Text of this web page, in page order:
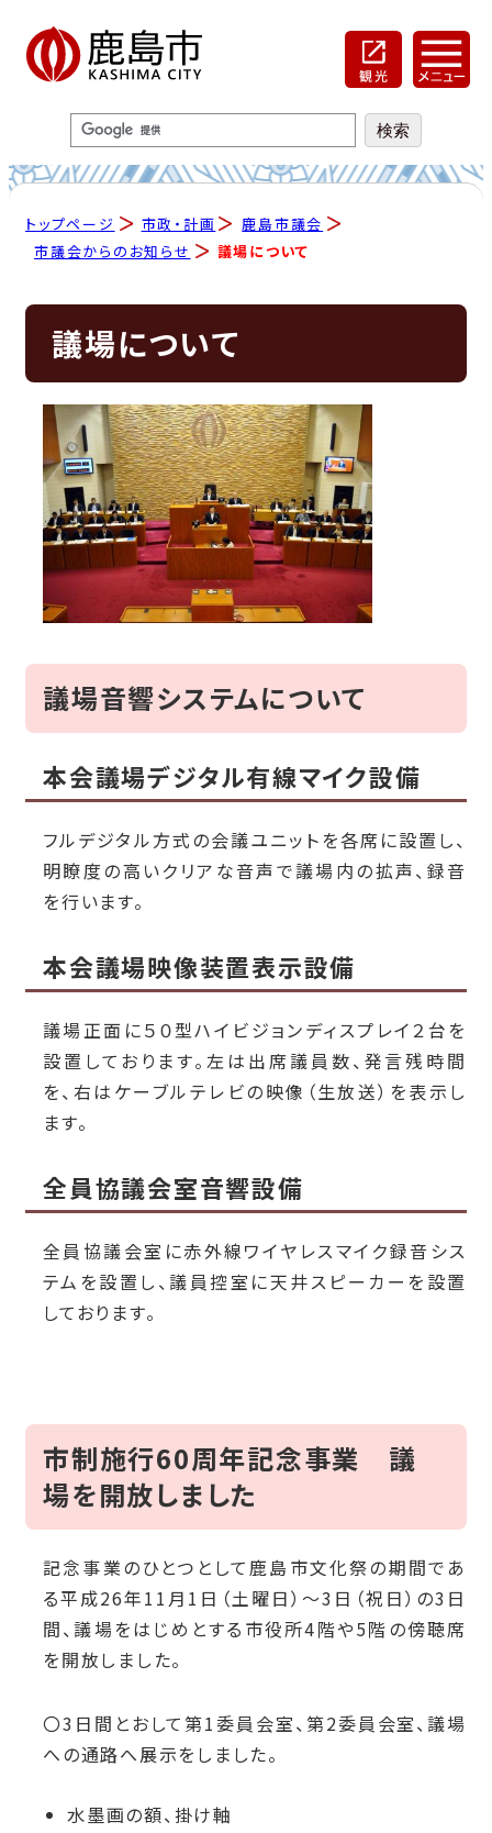
トップページ 市政・計画
鹿島市議会
市議会からのお知らせ
議場について
議場について
議場音響システムについて
本会議場デジタル有線マイク設備
フルデジタル方式の会議ユニットを各席に設置し、
明瞭度の高いクリアな音声で議場内の拡声、録音
を行います。
本会議場映像装置表示設備
議場正面に５０型ハイビジョンディスプレイ２台を
設置しております。左は出席議員数、発言残時間
を、右はケーブルテレビの映像（生放送）を表示し
ます。
全員協議会室音響設備
全員協議会室に赤外線ワイヤレスマイク録音シス
テムを設置し、議員控室に天井スピーカーを設置
しております。
市制施行60周年記念事業 議
場を開放しました
記念事業のひとつとして鹿島市文化祭の期間であ
る平成26年11月1日（土曜日）～3日（祝日）の3日
間、議場をはじめとする市役所4階や5階の傍聴席
を開放しました。
〇3日間とおして第1委員会室、第2委員会室、議場
への通路へ展示をしました。
水墨画の額、掛け軸